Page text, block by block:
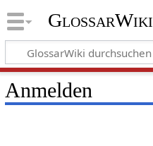
GlossarWiki
Anmelden